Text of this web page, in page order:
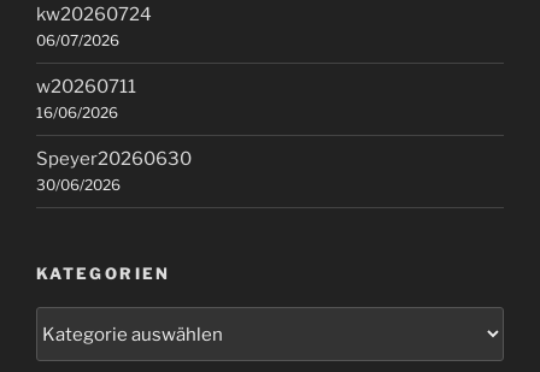
kw20260724
06/07/2026
w20260711
16/06/2026
Speyer20260630
30/06/2026
KATEGORIEN